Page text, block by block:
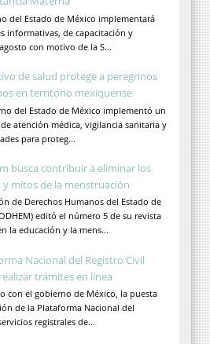
del Estado de México implementará
informativas, de capacitación y
con motivo de la S...
de salud protege a peregrinos
en territorio mexiquense
del Estado de México implementó un
atención médica, vigilancia sanitaria y
para proteg...
busca contribuir a eliminar los
y mitos de la menstruación
de Derechos Humanos del Estado de
editó el número 5 de su revista
la educación y la mens...
Nacional del Registro Civil
trámites en línea
con el gobierno de México, la puesta
de la Plataforma Nacional del
registrales de...